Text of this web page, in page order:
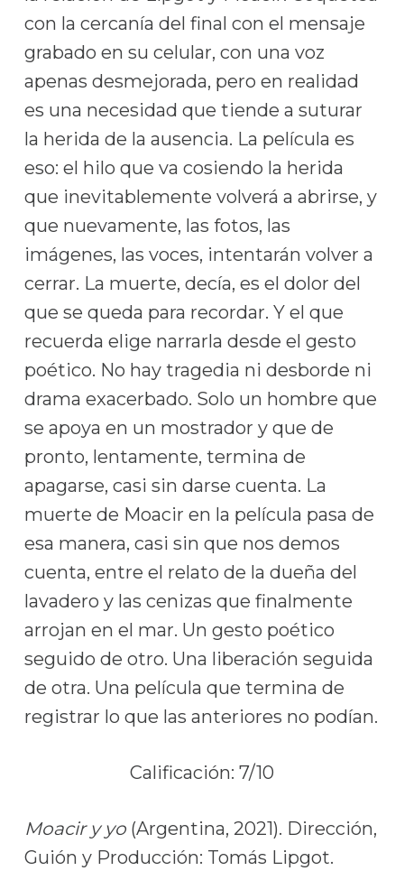
con la cercanía del final con el mensaje
grabado en su celular, con una voz
apenas desmejorada, pero en realidad
es una necesidad que tiende a suturar
la herida de la ausencia. La película es
eso: el hilo que va cosiendo la herida
que inevitablemente volverá a abrirse, y
que nuevamente, las fotos, las
imágenes, las voces, intentarán volver a
cerrar. La muerte, decía, es el dolor del
que se queda para recordar. Y el que
recuerda elige narrarla desde el gesto
poético. No hay tragedia ni desborde ni
drama exacerbado. Solo un hombre que
se apoya en un mostrador y que de
pronto, lentamente, termina de
apagarse, casi sin darse cuenta. La
muerte de Moacir en la película pasa de
esa manera, casi sin que nos demos
cuenta, entre el relato de la dueña del
lavadero y las cenizas que finalmente
arrojan en el mar. Un gesto poético
seguido de otro. Una liberación seguida
de otra. Una película que termina de
registrar lo que las anteriores no podían.
Calificación: 7/10
Moacir y yo(Argentina, 2021). Dirección,
Guión y Producción: Tomás Lipgot.